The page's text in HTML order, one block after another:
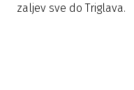
zaljev sve do Triglava.